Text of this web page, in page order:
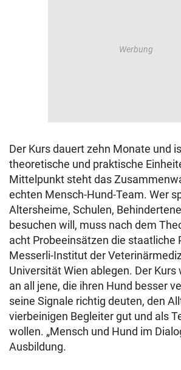
Der Kurs dauert zehn Monate und
theoretische und praktische
Mittelpunkt steht das
echten Mensch-Hund-Team. Wer
Altersheime, Schulen,
besuchen will, muss nach dem
acht Probeeinsätzen die staatliche
Messerli-Institut der
Universität Wien ablegen. Der Kurs
an all jene, die ihren Hund besser
seine Signale richtig deuten, den
vierbeinigen Begleiter gut und als
wollen. „Mensch und Hund im
Ausbildung.